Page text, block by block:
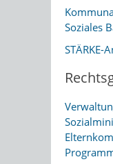
Soziales
STÄRKE-